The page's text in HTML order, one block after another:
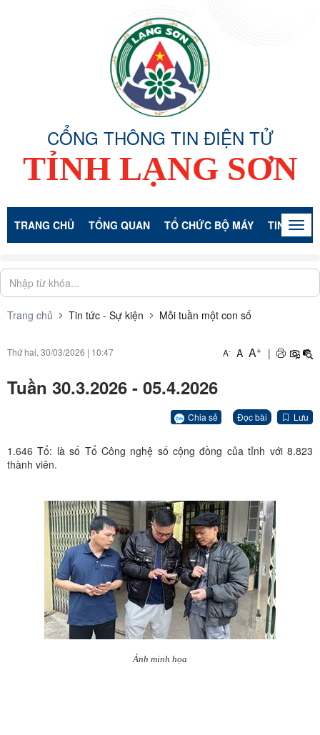
CỔNG THÔNG TIN ĐIỆN TỬ
TỈNH LẠNG SƠN
TRANG CHỦ TỔNG QUAN TỔ CHỨC BỘ MÁY TIN TỨC -
Trang chủ Tin tức - Sự kiện Mỗi tuần một con số
Thứ hai, 30/03/2026 | 10:47 A- A A+ |
Tuần 30.3.2026 - 05.4.2026
Chia sẻ Đọc bài Lưu
1.646 Tổ: là số Tổ Công nghệ số cộng đồng của tỉnh với 8.823
thành viên.
Ảnh minh họa